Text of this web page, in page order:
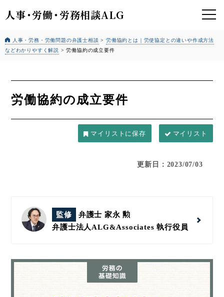
人事・労働・労務相談ALG
人事・労務・労働問題の弁護士相談 >労働協約とは｜労使協定との違いや作成方法
などわかりやすく解説 >労働協約の成立要件
労働協約の成立要件
マイリスト
更新日：2023/07/03
監修
弁護士 家永 勲
弁護士法人ALG&Associates執行役員